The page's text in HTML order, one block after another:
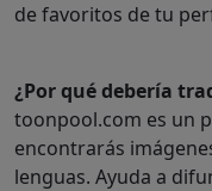
de favoritos de tu
¿Por qué debería
toonpool.com es un
encontrarás
lenguas. Ayuda a